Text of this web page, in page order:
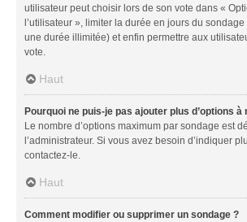
utilisateur peut choisir lors de son vote dans «
l’utilisateur », limiter la durée en jours du
une durée illimitée) et enfin permettre aux
vote.
Haut
Pourquoi ne puis-je pas ajouter plus d’options à
Le nombre d’options maximum par sondage est
l’administrateur. Si vous avez besoin d’indiquer
contactez-le.
Haut
Comment modifier ou supprimer un sondage ?